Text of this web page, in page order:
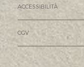
ACCESSIBILITÀ
CGV